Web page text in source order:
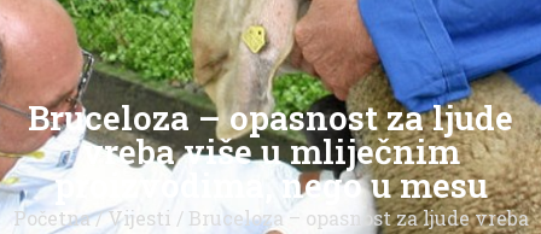
Bruceloza – opasnost za ljude
vreba više u mliječnim
proizvodima, nego u mesu
Početna/Vijesti / Bruceloza – opasnost za ljude vreba